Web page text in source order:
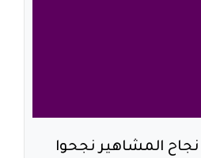
المشاهير نجحوا